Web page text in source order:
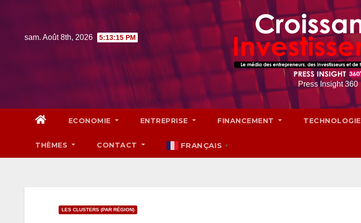
contentsam. Août 8th, 2026 5:13:16 PM
Press Insight 360
ECONOMIE ENTREPRISE FINANCEMENT TECHNOLOGIE
THÈMES CONTACT FRANÇAIS ▼
LES CLUSTERS (PAR RÉGION)